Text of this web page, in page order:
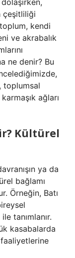
çeşitliliği
kendi
ve akrabalık
ne denir? Bu
toplumsal
ağları
Kültürel
ya da
bağlamı
Örneğin, Batı
tanımlanır.
kasabalarda
faaliyetlerine